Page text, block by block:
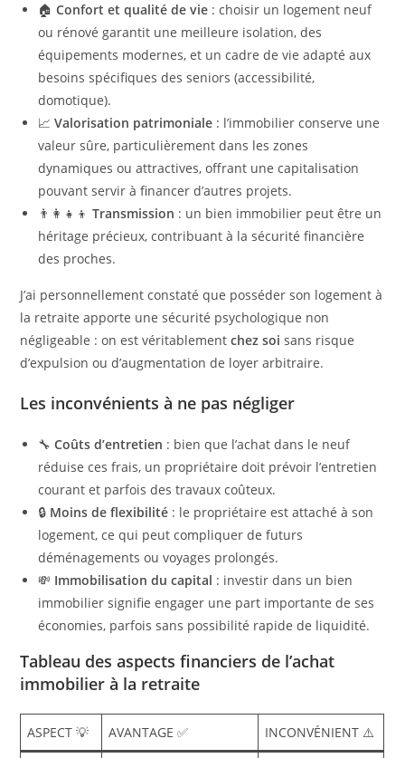
🏠Confort et qualité de vie : choisir un logement neuf
ou rénové garantit une meilleure isolation, des
équipements modernes, et un cadre de vie adapté aux
besoins spécifiques des seniors (accessibilité,
domotique).
📈Valorisation patrimoniale : l’immobilier conserve une
valeur sûre, particulièrement dans les zones
dynamiques ou attractives, offrant une capitalisation
pouvant servir à financer d’autres projets.
👨‍👩‍👧‍👦Transmission : un bien immobilier peut être un
héritage précieux, contribuant à la sécurité financière
des proches.
J’ai personnellement constaté que posséder son logement à
la retraite apporte une sécurité psychologique non
négligeable : on est véritablementchez soi sans risque
d’expulsion ou d’augmentation de loyer arbitraire.
Les inconvénients à ne pas négliger
🔧Coûts d’entretien : bien que l’achat dans le neuf
réduise ces frais, un propriétaire doit prévoir l’entretien
courant et parfois des travaux coûteux.
🔒 Moins de flexibilité : le propriétaire est attaché à son
logement, ce qui peut compliquer de futurs
déménagements ou voyages prolongés.
💸 Immobilisation du capital : investir dans un bien
immobilier signifie engager une part importante de ses
économies, parfois sans possibilité rapide de liquidité.
Tableau des aspects financiers de l’achat
immobilier à la retraite
ASPECT 💡 AVANTAGE ✅ INCONVÉNIENT ⚠️